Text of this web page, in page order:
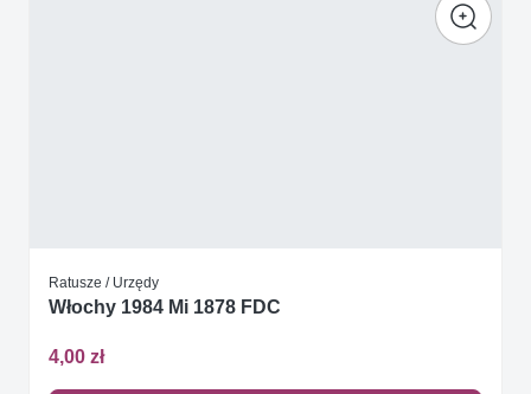
Ratusze / Urzędy
Włochy 1984 Mi 1878 FDC
4,00 zł